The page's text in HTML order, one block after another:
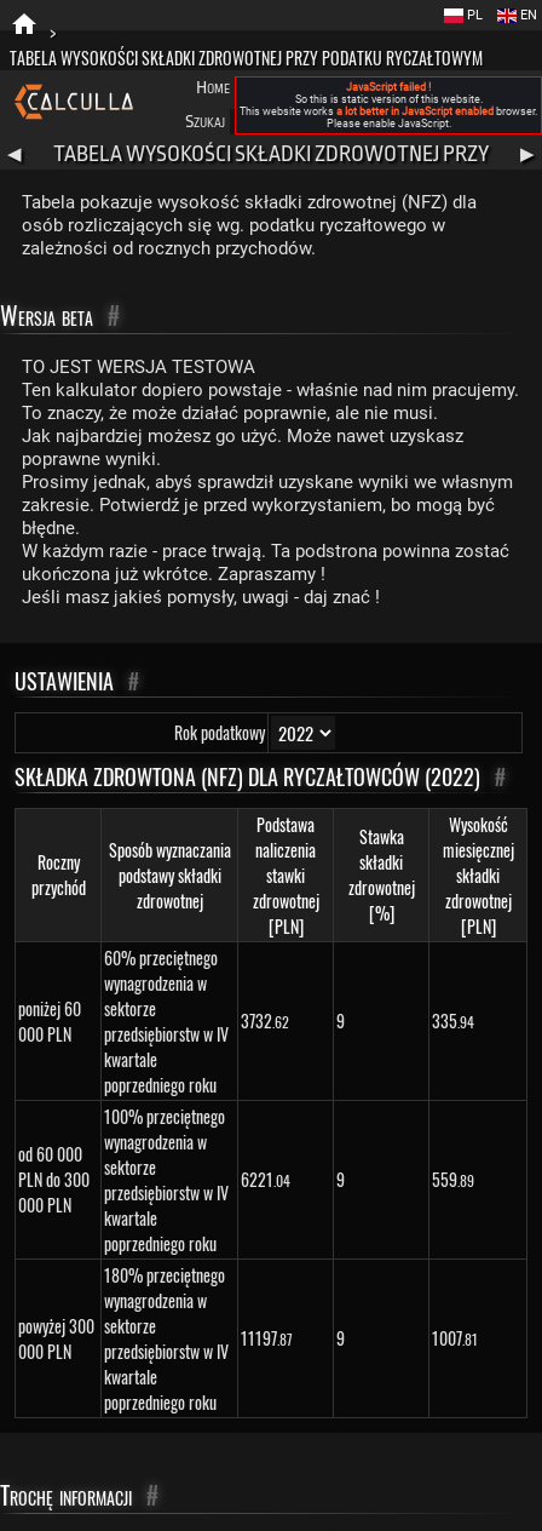
>
TABELA WYSOKOŚCI SKŁADKI ZDROWOTNEJ PRZY PODATKU RYCZAŁTOWYM
Home FAQ Nowa Calculla
Szukaj
Kategorie
EN
PL
◀
TABELA WYSOKOŚCI SKŁADKI ZDROWOTNEJ PRZY
▶
Tabela pokazuje wysokość składki zdrowotnej (NFZ) dla
osób rozliczających się wg. podatku ryczałtowego w
zależności od rocznych przychodów.
Wersja beta #
TO JEST WERSJA TESTOWA
Ten kalkulator dopiero powstaje - właśnie nad nim pracujemy.
To znaczy, że może działać poprawnie, ale nie musi.
Jak najbardziej możesz go użyć. Może nawet uzyskasz
poprawne wyniki.
Prosimy jednak, abyś sprawdził uzyskane wyniki we własnym
zakresie. Potwierdź je przed wykorzystaniem, bo mogą być
błędne.
W każdym razie - prace trwają. Ta podstrona powinna zostać
ukończona już wkrótce. Zapraszamy !
Jeśli masz jakieś pomysły, uwagi - daj znać !
USTAWIENIA #
Rok podatkowy
SKŁADKA ZDROWTONA (NFZ) DLA RYCZAŁTOWCÓW (2022) #
Roczny
przychód
Sposób wyznaczania
podstawy składki
zdrowotnej
Podstawa
naliczenia
stawki
zdrowotnej
[PLN]
Stawka
składki
zdrowotnej
[%]
Wysokość
miesięcznej
składki
zdrowotnej
[PLN]
poniżej 60
000 PLN
60% przeciętnego
wynagrodzenia w
sektorze
przedsiębiorstw w IV
kwartale
poprzedniego roku
3732.62 9 335.94
od 60 000
PLN do 300
000 PLN
100% przeciętnego
wynagrodzenia w
sektorze
przedsiębiorstw w IV
kwartale
poprzedniego roku
6221 .04 9 559.89
powyżej 300
000 PLN
180% przeciętnego
wynagrodzenia w
sektorze
przedsiębiorstw w IV
kwartale
poprzedniego roku
11197.87 9 1007.81
Trochę informacji #
JavaScript failed !
So this is static version of this website.
This website works a lot better in JavaScript enabled browser.
Please enable JavaScript.